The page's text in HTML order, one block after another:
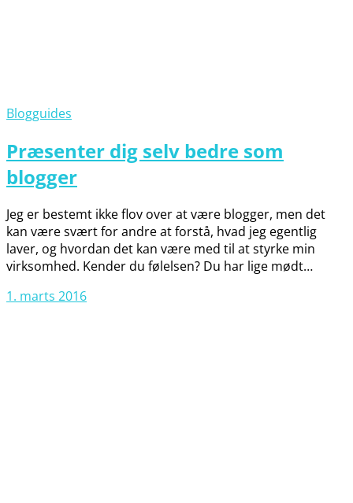
Blogguides
Præsenter dig selv bedre som
blogger
Jeg er bestemt ikke flov over at være blogger, men det
kan være svært for andre at forstå, hvad jeg egentlig
laver, og hvordan det kan være med til at styrke min
virksomhed. Kender du følelsen? Du har lige mødt…
1. marts 2016